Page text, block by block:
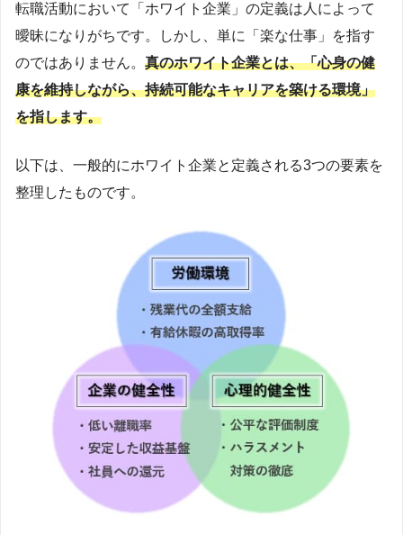
転職活動において「ホワイト企業」の定義は人によって
曖昧になりがちです。しかし、単に「楽な仕事」を指す
のではありません。 真のホワイト企業とは、「心身の健
康を維持しながら、持続可能なキャリアを築ける環境」
を指します。
以下は、一般的にホワイト企業と定義される3つの要素を
整理したものです。